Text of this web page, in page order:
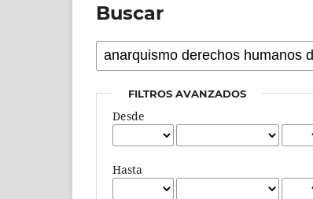
Buscar
FILTROS AVANZADOS
Desde
Hasta